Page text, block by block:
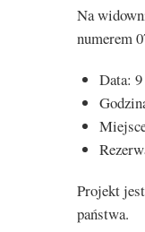
Na
numerem
Data:
Projekt
państwa.